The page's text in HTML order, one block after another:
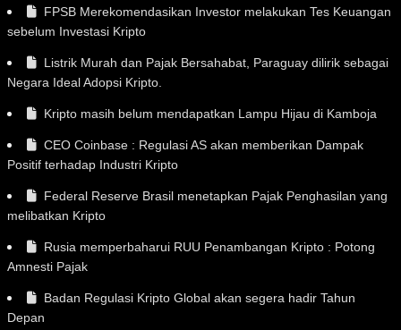
FPSB Merekomendasikan Investor melakukan Tes Keuangan
sebelum Investasi Kripto
Listrik Murah dan Pajak Bersahabat, Paraguay dilirik sebagai
Negara Ideal Adopsi Kripto.
Kripto masih belum mendapatkan Lampu Hijau di Kamboja
CEO Coinbase : Regulasi AS akan memberikan Dampak
Positif terhadap Industri Kripto
Federal Reserve Brasil menetapkan Pajak Penghasilan yang
melibatkan Kripto
Rusia memperbaharui RUU Penambangan Kripto : Potong
Amnesti Pajak
Badan Regulasi Kripto Global akan segera hadir Tahun
Depan